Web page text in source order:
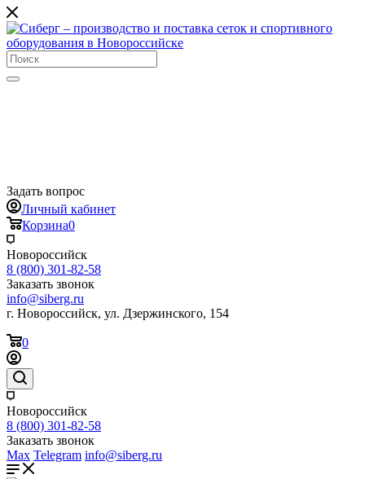
Задать вопрос
Личный кабинет
Корзина0
Новороссийск
8 (800) 301-82-58
Заказать звонок
info@siberg.ru
г. Новороссийск, ул. Дзержинского, 154
0
Новороссийск
8 (800) 301-82-58
Заказать звонок
Max Telegram info@siberg.ru